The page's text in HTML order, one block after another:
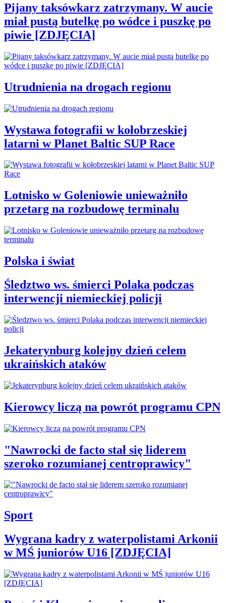
Pijany taksówkarz zatrzymany. W aucie
miał pustą butelkę po wódce i puszkę po
piwie [ZDJĘCIA]
Utrudnienia na drogach regionu
Wystawa fotografii w kołobrzeskiej
latarni w Planet Baltic SUP Race
Lotnisko w Goleniowie unieważniło
przetarg na rozbudowę terminalu
Polska i świat
Śledztwo ws. śmierci Polaka podczas
interwencji niemieckiej policji
Jekaterynburg kolejny dzień celem
ukraińskich ataków
Kierowcy liczą na powrót programu CPN
"Nawrocki de facto stał się liderem
szeroko rozumianej centroprawicy"
Sport
Wygrana kadry z waterpolistami Arkonii
w MŚ juniorów U16 [ZDJĘCIA]